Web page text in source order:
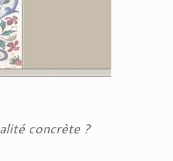
concrète ?